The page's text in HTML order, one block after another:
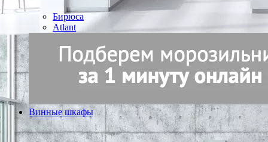
Бирюса
Atlant
Винные шкафы